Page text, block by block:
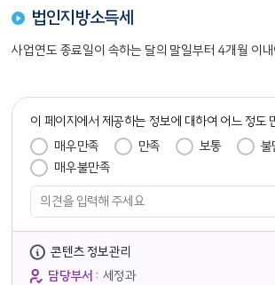
법인지방소득세
사업연도 종료일이 속하는 달의 말일부터 4개월 이
이 페이지에서 제공하는 정보에 대하여 어느 정도
매우만족 만족 보통
불
매우불만족
콘텐츠 정보관리
담당부서 : 세정과